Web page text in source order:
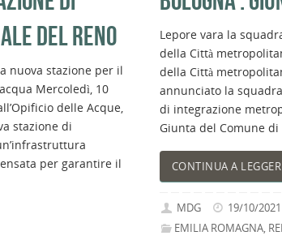
DEL RENO
nuova stazione per il
Mercoledì, 10
delle Acque,
stazione di
per garantire il
Lepore vara la
della Città
della Città
annunciato la
di integrazione
Giunta del Comune
CONTINUA A
MDG
19/10/2021
EMILIA ROMAGNA,